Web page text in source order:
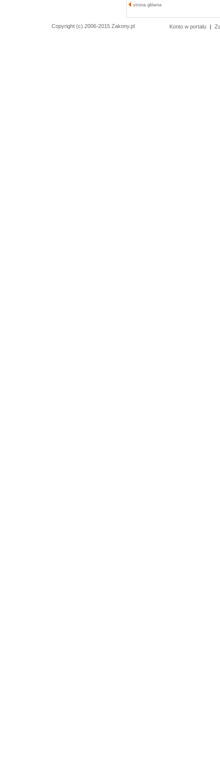
strona główna
Copyright (c) 2006-2015 Zakony.pl Konto w portalu |